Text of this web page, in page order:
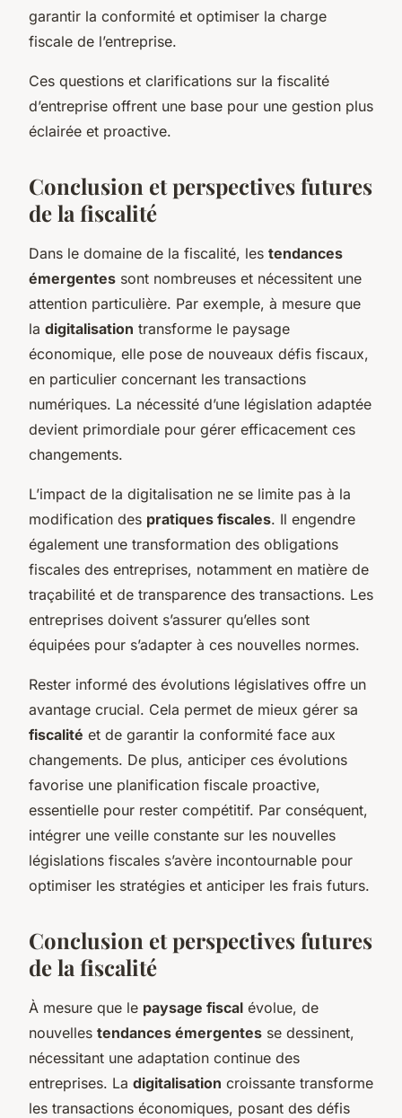
garantir la conformité et optimiser la charge
fiscale de l’entreprise.
Ces questions et clarifications sur la fiscalité
d’entreprise offrent une base pour une gestion plus
éclairée et proactive.
Conclusion et perspectives futures
de la fiscalité
Dans le domaine de la fiscalité, les tendances
émergentes sont nombreuses et nécessitent une
attention particulière. Par exemple, à mesure que
la digitalisation transforme le paysage
économique, elle pose de nouveaux défis fiscaux,
en particulier concernant les transactions
numériques. La nécessité d’une législation adaptée
devient primordiale pour gérer efficacement ces
changements.
L’impact de la digitalisation ne se limite pas à la
modification des pratiques fiscales. Il engendre
également une transformation des obligations
fiscales des entreprises, notamment en matière de
traçabilité et de transparence des transactions. Les
entreprises doivent s’assurer qu’elles sont
équipées pour s’adapter à ces nouvelles normes.
Rester informé des évolutions législatives offre un
avantage crucial. Cela permet de mieux gérer sa
fiscalité et de garantir la conformité face aux
changements. De plus, anticiper ces évolutions
favorise une planification fiscale proactive,
essentielle pour rester compétitif. Par conséquent,
intégrer une veille constante sur les nouvelles
législations fiscales s’avère incontournable pour
optimiser les stratégies et anticiper les frais futurs.
Conclusion et perspectives futures
de la fiscalité
À mesure que le paysage fiscal évolue, de
nouvelles tendances émergentes se dessinent,
nécessitant une adaptation continue des
entreprises. La digitalisation croissante transforme
les transactions économiques, posant des défis